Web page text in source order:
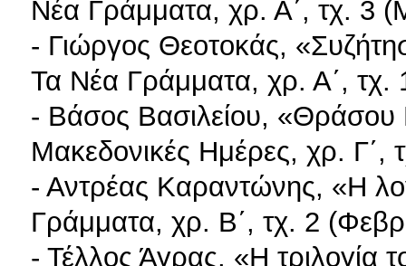
Νέα Γράμματα, χρ. Α΄, τχ. 3
- Γιώργος Θεοτοκάς,
Τα Νέα Γράμματα, χρ. Α΄,
- Βάσος Βασιλείου, «Θράσου
Μακεδονικές Ημέρες, χρ.
- Αντρέας Καραντώνης, «Η
Γράμματα, χρ. Β΄, τχ. 2
- Τέλλος Άγρας, «Η